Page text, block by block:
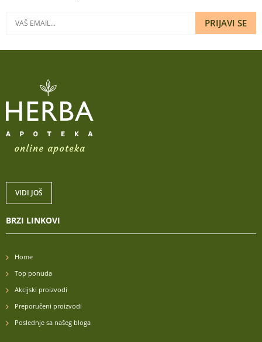
PRIJAVI SE
VIDI JOŠ
BRZI LINKOVI
Home
Top ponuda
Akcijski proizvodi
Preporučeni proizvodi
Poslednje sa našeg bloga